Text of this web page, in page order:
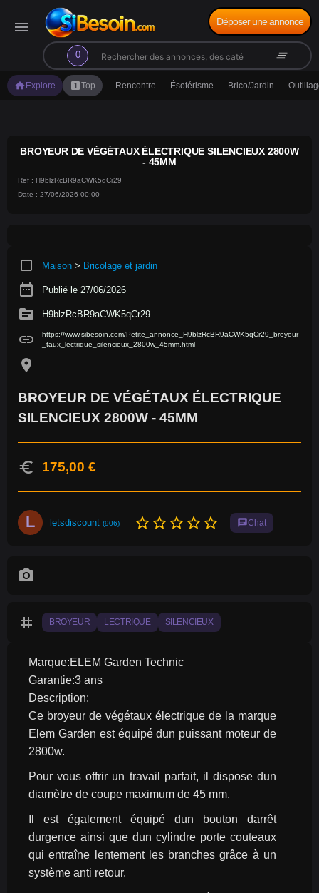
menu
0
search clear_all
Déposer une annonce
home Explore looks_oneTop Rencontre Ésotérisme Brico/Jardin
BROYEUR DE VÉGÉTAUX ÉLECTRIQUE SILENCIEUX 2800W
- 45MM
Ref : H9blzRcBR9aCWK5qCr29
Date : 27/06/2026 00:00
crop_square Maison > Bricolage et jardin
date_range Publié le 27/06/2026
source H9blzRcBR9aCWK5qCr29
link
https://www.sibesoin.com/Petite_annonce_H9blzRcBR9aCWK5qCr29_broyeur
_taux_lectrique_silencieux_2800w_45mm.html
location_on
BROYEUR DE VÉGÉTAUX ÉLECTRIQUE
SILENCIEUX 2800W - 45MM
euro 175,00 €
L letsdiscount (906) star_borderstar_borderstar_borderstar_borderstar_border chatChat
photo_camera
tag BROYEUR LECTRIQUE SILENCIEUX
Marque:ELEM Garden Technic
Garantie:3 ans
Description:
Ce broyeur de végétaux électrique de la marque
Elem Garden est équipé dun puissant moteur de
2800w.
Pour vous offrir un travail parfait, il dispose dun
diamètre de coupe maximum de 45 mm.
Il est également équipé dun bouton darrêt
durgence ainsi que dun cylindre porte couteaux
qui entraîne lentement les branches grâce à un
système anti retour.